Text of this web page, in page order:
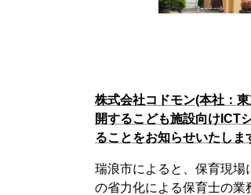
株式会社コドモン(本社：
開するこども施設向けICT
ることをお知らせいたしま
瑞浪市によると、保育現場
の省力化による保育士の業